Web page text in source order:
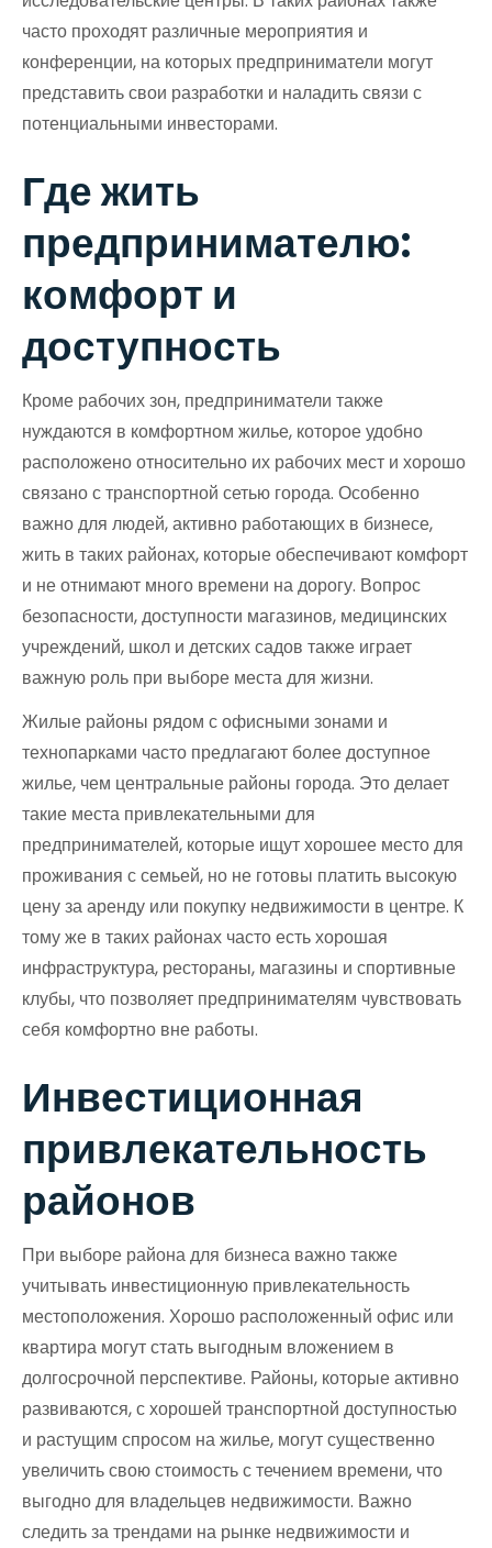
часто проходят различные мероприятия и
конференции, на которых предприниматели могут
представить свои разработки и наладить связи с
потенциальными инвесторами.
Где жить
предпринимателю:
комфорт и
доступность
Кроме рабочих зон, предприниматели также
нуждаются в комфортном жилье, которое удобно
расположено относительно их рабочих мест и хорошо
связано с транспортной сетью города. Особенно
важно для людей, активно работающих в бизнесе,
жить в таких районах, которые обеспечивают комфорт
и не отнимают много времени на дорогу. Вопрос
безопасности, доступности магазинов, медицинских
учреждений, школ и детских садов также играет
важную роль при выборе места для жизни.
Жилые районы рядом с офисными зонами и
технопарками часто предлагают более доступное
жилье, чем центральные районы города. Это делает
такие места привлекательными для
предпринимателей, которые ищут хорошее место для
проживания с семьей, но не готовы платить высокую
цену за аренду или покупку недвижимости в центре. К
тому же в таких районах часто есть хорошая
инфраструктура, рестораны, магазины и спортивные
клубы, что позволяет предпринимателям чувствовать
себя комфортно вне работы.
Инвестиционная
привлекательность
районов
При выборе района для бизнеса важно также
учитывать инвестиционную привлекательность
местоположения. Хорошо расположенный офис или
квартира могут стать выгодным вложением в
долгосрочной перспективе. Районы, которые активно
развиваются, с хорошей транспортной доступностью
и растущим спросом на жилье, могут существенно
увеличить свою стоимость с течением времени, что
выгодно для владельцев недвижимости. Важно
следить за трендами на рынке недвижимости и